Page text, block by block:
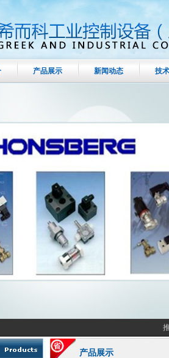
产品展示 新闻动态 技
产品展示